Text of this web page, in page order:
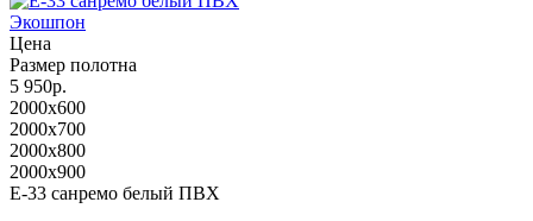
Экошпон
Цена
Размер полотна
5 950р.
2000x600
2000x700
2000x800
2000x900
Е-33 санремо белый ПВХ